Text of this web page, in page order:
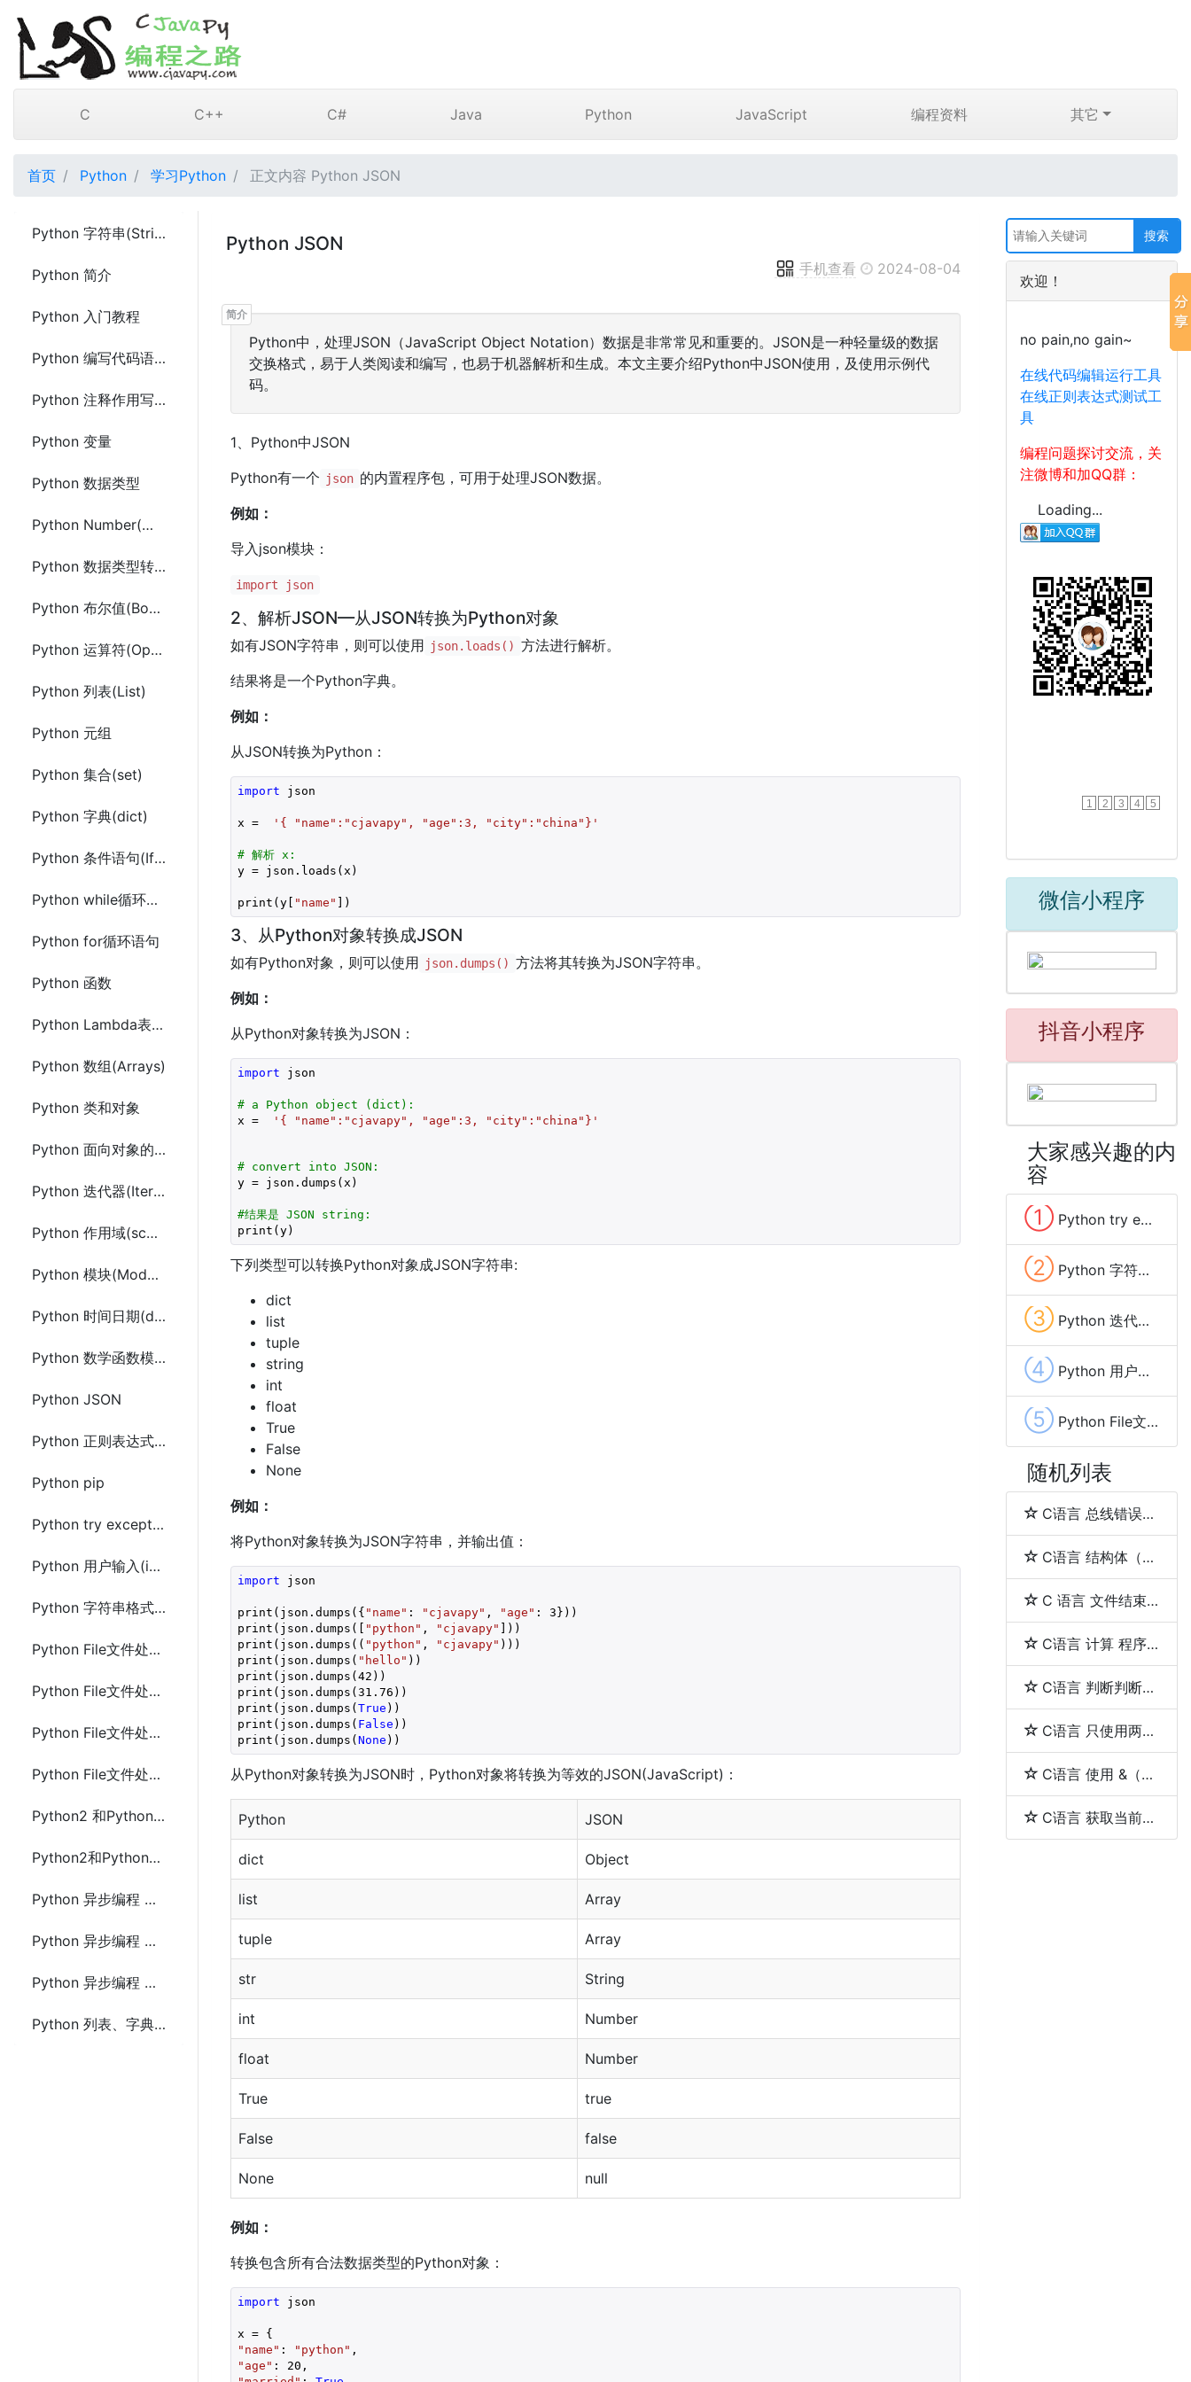
C C++ C# Java Python JavaScript 编程资料 其它
首页 Python 学习Python 正文内容 Python JSON
Python 字符串(String)的使用
Python 简介
Python 入门教程
Python 编写代码语法
Python 注释作用写法及示例代码
Python 变量
Python 数据类型
Python Number(数字)数值数据类型
Python 数据类型转换(Casting)
Python 布尔值(Booleans)
Python 运算符(Operators)
Python 列表(List)
Python 元组
Python 集合(set)
Python 字典(dict)
Python 条件语句(If else)
Python while循环语句
Python for循环语句
Python 函数
Python Lambda表达式
Python 数组(Arrays)
Python 类和对象
Python 面向对象的继承
Python 迭代器(Iterator)
Python 作用域(scope)
Python 模块(Module)
Python 时间日期(datetime)
Python 数学函数模块(Math)
Python JSON
Python 正则表达式(RegEx)
Python pip
Python try except finally异常处理
Python 用户输入(input)
Python 字符串格式化(format)
Python File文件处理 打开文件(open函数)
Python File文件处理 读取文件(read)
Python File文件处理 创建/写入文件(write)
Python File文件处理 删除文件(remove)
Python2 和Python3 面向对象区别
Python2和Python3的区别
Python 异步编程 多线程
Python 异步编程 多进程
Python 异步编程 协程(async/await)
Python 列表、字典和集合推导式及生成器表达式
Python JSON
手机查看 2024-08-04
Python中，处理JSON（JavaScript Object Notation）数据是非常常见和重要的。JSON是一种轻量级的数据
交换格式，易于人类阅读和编写，也易于机器解析和生成。本文主要介绍Python中JSON使用，及使用示例代
码。
1、Python中JSON
Python有一个 json 的内置程序包，可用于处理JSON数据。
例如：
导入json模块：
import json
2、解析JSON—从JSON转换为Python对象
如有JSON字符串，则可以使用 json.loads() 方法进行解析。
结果将是一个Python字典。
例如：
从JSON转换为Python：
import json
x = '{ "name":"cjavapy", "age":3, "city":"china"}'
# 解析 x:
y = json.loads(x)
print(y[ "name" ])
3、从Python对象转换成JSON
如有Python对象，则可以使用 json.dumps() 方法将其转换为JSON字符串。
例如：
从Python对象转换为JSON：
import json
# a Python object (dict):
x =
'{ "name":"cjavapy", "age":3, "city":"china"}'
# convert into JSON:
y = json.dumps(x)
#结果是 JSON string:
print(y)
下列类型可以转换Python对象成JSON字符串:
dict
list
tuple
string
int
float
True
False
None
例如：
将Python对象转换为JSON字符串，并输出值：
import json
print(json.dumps({ "name" : "cjavapy" , "age" : 3}))
print(json.dumps([ "python" , "cjavapy" ]))
print(json.dumps(( "python" , "cjavapy" )))
print(json.dumps( "hello" ))
print(json.dumps(42 ))
print(json.dumps(31.76 ))
print(json.dumps(True ))
print(json.dumps( False ))
print(json.dumps(None ))
从Python对象转换为JSON时，Python对象将转换为等效的JSON(JavaScript)：
Python JSON
dict Object
list Array
tuple Array
str String
int Number
float Number
True true
False false
None null
例如：
转换包含所有合法数据类型的Python对象：
import json
"name" : "python"
"age" : 20
欢迎！
no pain,no gain~
在线代码编辑运行工具
在线正则表达式测试工
具
编程问题探讨交流，关
注微博和加QQ群：
Loading...
1 2 3 4 5
微信小程序
抖音小程序
大家感兴趣的内
容
① Python try except finally异常处理
② Python 字符串(String)的使用
③ Python 迭代器(Iterator)
④ Python 用户输入(input)
⑤ Python File文件处理 创建/写入文件(write)
随机列表
C语言 总线错误（bus error）与段错误（segmentation fault）
C语言 结构体（struct）和联合体（union）的区别
C 语言 文件结束（EOF）
C语言 计算 程序的执行时间
C语言 判断判断用户输入的是否是一个整数
C语言 只使用两个指针反转一个单向链表
C语言 使用 &（取地址符）和 *（解引用符）
C语言 获取当前工作目录